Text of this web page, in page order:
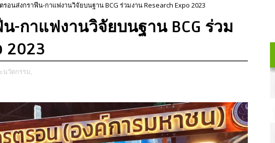
อนส่งกราฟีน-กาแฟงานวิจัยบนฐาน BCG ร่วมงาน Research Expo 2023
-กาแฟงานวิจัยบนฐาน BCG ร่วม
2023
นวัตกรรม,